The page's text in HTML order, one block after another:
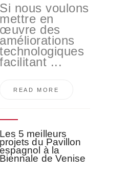
Si nous voulons
mettre en
œuvre des
améliorations
technologiques
facilitant ...
READ MORE
Les 5 meilleurs
projets du Pavillon
espagnol à la
Biennale de Venise